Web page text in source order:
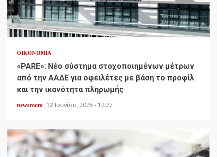
ΟΙΚΟΝΟΜΊΑ
«PARE»: Νέο σύστημα στοχοποιημένων μέτρων
από την ΑΑΔΕ για οφειλέτες με βάση το προφίλ
και την ικανότητα πληρωμής
newsroom 12 Ιουνίου, 2025 - 12:27